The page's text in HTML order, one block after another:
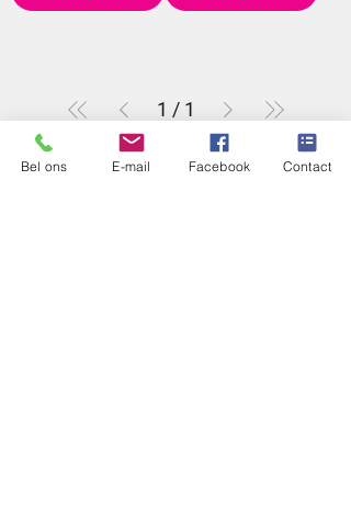
1 / 1
Openingsuren Adres
Bel ons E-mail Facebook Contact